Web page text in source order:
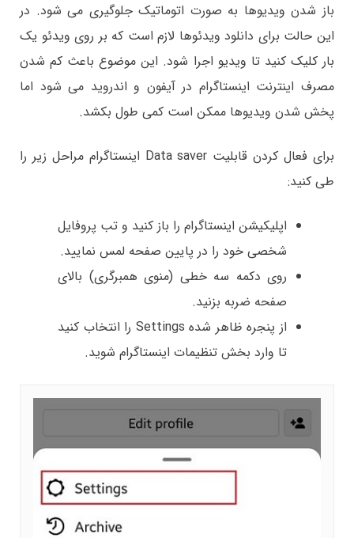
باز شدن ویدیوها به صورت اتوماتیک جلوگیری می شود. در
این حالت برای دانلود ویدئوها لازم است که بر روی ویدئو یک
بار کلیک کنید تا ویدیو اجرا شود. این موضوع باعث كم شدن
مصرف اينترنت اينستاگرام در آيفون و اندروید می شود اما
پخش شدن ویدیوها ممکن است کمی طول بکشد.
برای فعال کردن قابلیت Data saver اینستاگرام مراحل زیر را
طی کنید:
اپلیکیشن اینستاگرام را باز کنید و تب پروفایل
شخصی خود را در پایین صفحه لمس نمایید.
روی دکمه سه خطی (منوی همبرگری) بالای
صفحه ضربه بزنید.
از پنجره ظاهر شده Settings را انتخاب کنید
تا وارد بخش تنظیمات اینستاگرام شوید.